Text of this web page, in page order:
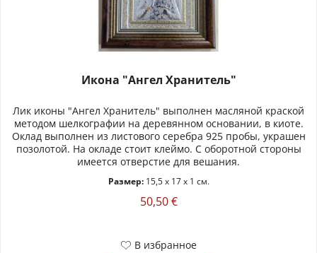
Икона "Ангел Хранитель"
Лик иконы "Ангел Хранитель" выполнен масляной краской
методом шелкографии на деревянном основании, в киоте.
Оклад выполнен из листового серебра 925 пробы, украшен
позолотой. На окладе стоит клеймо. С оборотной стороны
имеется отверстие для вешания.
Размер:15,5 x 17 x 1 см.
50,50 €
В избранное